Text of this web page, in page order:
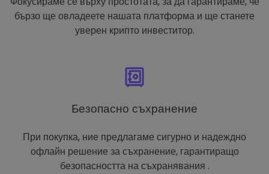
бързо ще овладеете нашата платформа и ще станете
уверен крипто инвеститор.
Безопасно съхранение
При покупка, ние предлагаме сигурно и надеждно
офлайн решение за съхранение, гарантиращо
безопасността на съхранявания .